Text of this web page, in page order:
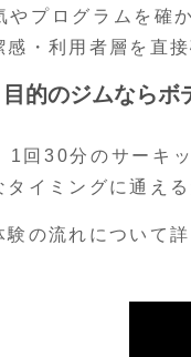
やプログラムを確
感・利用者層を直
的のジムならボ
1回30分のサーキ
タイミングに通え
験の流れについて